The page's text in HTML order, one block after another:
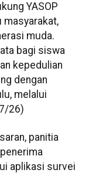
YASOP
masyarakat,
muda.
bagi siswa
kepedulian
dengan
melalui
26)
panitia
aplikasi survei